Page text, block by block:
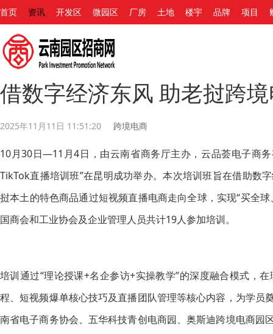
首页 资讯 开发区 微园区 厂房 土地 楼宇 品牌 项目
借数字经济东风 助老挝跨
2025年11月11日 11:51:20 跨境电商
10月30日—11月4日，由云南省商务厅主办，云品荟电子商
TikTok直播培训班”在昆明成功举办。本次培训班旨在借助数
挝本土的特色商品通过短视频直播电商走向全球，实现“买全
国商会和工业协会及企业管理人员共计19人参加培训。
培训通过“理论授课+名企参访+实操教学”的深度融合模式，
程、短视频爆单核心技巧及直播团队管理等核心内容，为学
南省电子商务协会、五华科技青创电商园、奥斯迪跨境电商